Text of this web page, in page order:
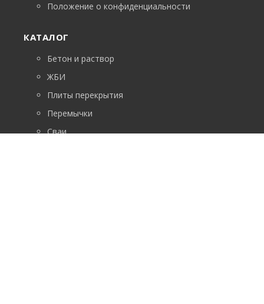
Положение о конфиденциальности
КАТАЛОГ
Бетон и раствор
ЖБИ
Плиты перекрытия
Перемычки
Сваи